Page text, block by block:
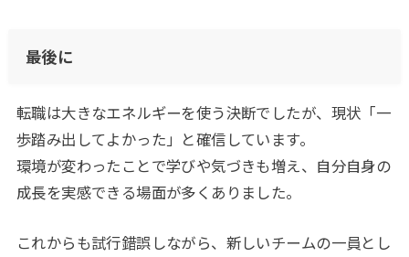
最後に
転職は大きなエネルギーを使う決断でしたが、現状「一
歩踏み出してよかった」と確信しています。
環境が変わったことで学びや気づきも増え、自分自身の
成長を実感できる場面が多くありました。
これからも試行錯誤しながら、新しいチームの一員とし